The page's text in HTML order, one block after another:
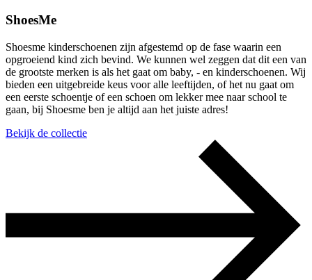
ShoesMe
Shoesme kinderschoenen zijn afgestemd op de fase waarin een
opgroeiend kind zich bevind. We kunnen wel zeggen dat dit een van
de grootste merken is als het gaat om baby, - en kinderschoenen. Wij
bieden een uitgebreide keus voor alle leeftijden, of het nu gaat om
een eerste schoentje of een schoen om lekker mee naar school te
gaan, bij Shoesme ben je altijd aan het juiste adres!
Bekijk de collectie